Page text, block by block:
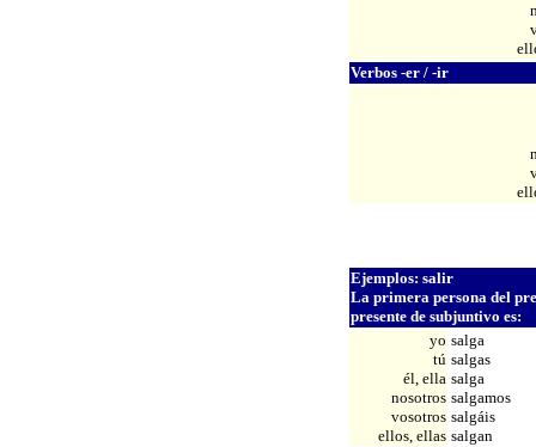
Verbos -er / -ir
Ejemplos: salir
La primera persona del
presente de subjuntivo es:
yo
tú
él, ella
nosotros
vosotros
ellos, ellas
salga
salgas
salga
salgamos
salgáis
salgan